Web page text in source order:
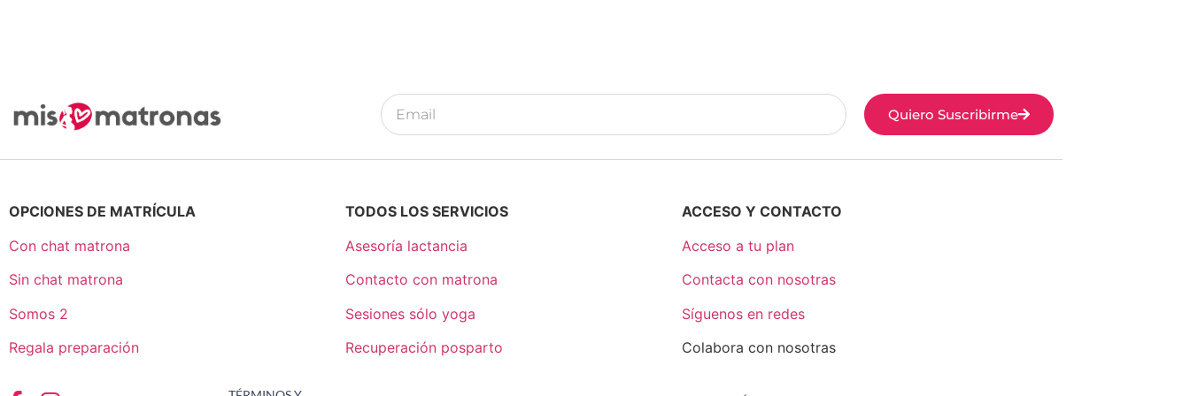
Quiero Suscribirme
OPCIONES DE MATRÍCULA
Con chat matrona
Sin chat matrona
Somos 2
Regala preparación
TODOS LOS SERVICIOS
Asesoría lactancia
Contacto con matrona
Sesiones sólo yoga
Recuperación posparto
ACCESO Y CONTACTO
Acceso a tu plan
Contacta con nosotras
Síguenos en redes
Colabora con nosotras